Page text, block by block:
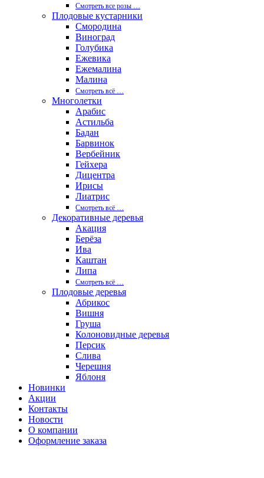
Смотреть все розы …
Плодовые кустарники
Смородина
Виноград
Голубика
Ежевика
Ежемалина
Малина
Смотреть вcё …
Многолетки
Арабис
Астильба
Бадан
Барвинок
Вербейник
Гейхера
Дицентра
Ирисы
Лиатрис
Смотреть вcё …
Декоративные деревья
Акация
Берёза
Ива
Каштан
Липа
Смотреть вcё …
Плодовые деревья
Абрикос
Вишня
Груша
Колоновидные деревья
Персик
Слива
Черешня
Яблоня
Новинки
Акции
Контакты
Новости
О компании
Оформление заказа